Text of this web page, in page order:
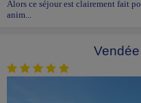
Alors ce séjour est clairement fait
anim...